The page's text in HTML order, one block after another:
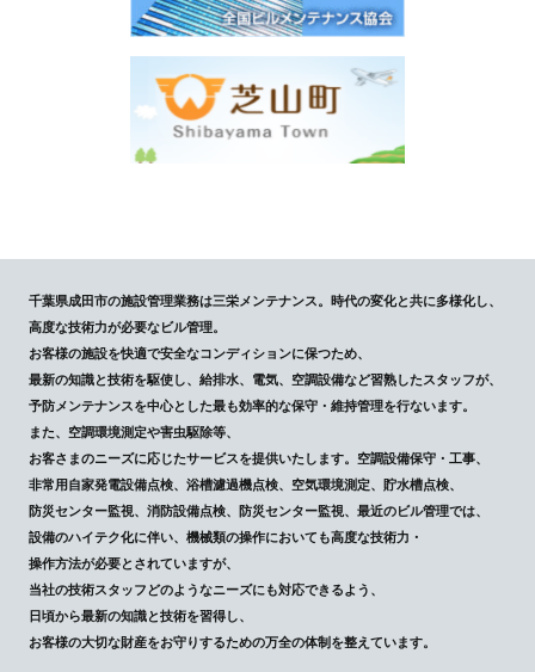
千葉県成田市の施設管理業務は三栄メンテナンス。時代の変化と共に多様化し、
高度な技術力が必要なビル管理。
お客様の施設を快適で安全なコンディションに保つため、
最新の知識と技術を駆使し、給排水、電気、空調設備など習熟したスタッフが、
予防メンテナンスを中心とした最も効率的な保守・維持管理を行ないます。
また、空調環境測定や害虫駆除等、
お客さまのニーズに応じたサービスを提供いたします。空調設備保守・工事、
非常用自家発電設備点検、浴槽濾過機点検、空気環境測定、貯水槽点検、
防災センター監視、消防設備点検、防災センター監視、最近のビル管理では、
設備のハイテク化に伴い、機械類の操作においても高度な技術力・
操作方法が必要とされていますが、
当社の技術スタッフどのようなニーズにも対応できるよう、
日頃から最新の知識と技術を習得し、
お客様の大切な財産をお守りするための万全の体制を整えています。